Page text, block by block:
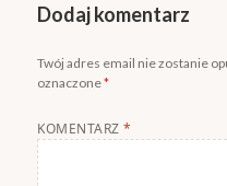
Dodaj komentarz
Twój adres email nie zostanie
oznaczone*
KOMENTARZ*